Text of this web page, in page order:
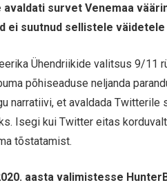
survet Venemaa
ei suutnud sellistele
Ühendriikide valitsus 9/11
põhiseaduse neljanda
narratiivi, et avaldada
Isegi kui Twitter eitas
tõstatamist.
aasta valimistesse